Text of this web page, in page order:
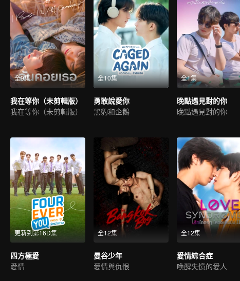
全9集
我在等你（未剪輯版）
我在等你（未剪輯版）
全10集
勇敢說愛你
黑豹和企鵝
全1集
晚點遇見對的你
晚點遇見對的你
更新到第16D集
四方極愛
愛情
全12集
曼谷少年
愛情與仇恨
全12集
愛情綜合症
喚醒失憶的愛人